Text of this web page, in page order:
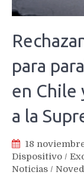
para
en Chile
a la
18
Dispositivo /
Noticias /